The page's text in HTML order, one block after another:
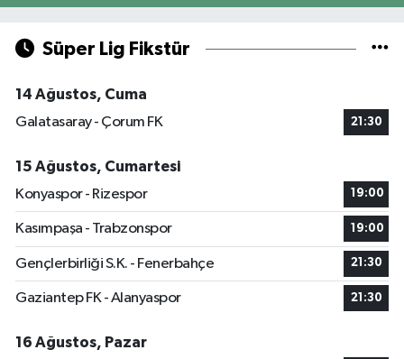
Süper Lig Fikstür
14 Ağustos, Cuma
Galatasaray - Çorum FK
21:30
15 Ağustos, Cumartesi
Konyaspor - Rizespor
19:00
Kasımpaşa - Trabzonspor 19:00
Gençlerbirliği S.K. - Fenerbahçe 21:30
Gaziantep FK - Alanyaspor 21:30
16 Ağustos, Pazar